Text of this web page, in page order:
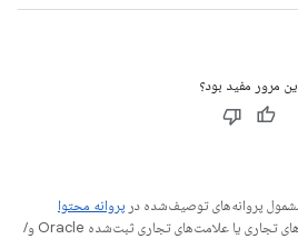
این مرور مفید بود؟
پروانه‌های توصیف‌شده در پروانه محتوا
هستند. جاوا و OpenJDK علامت‌های تجاری یا علامت‌های تجاری ثبت‌شده Oracle و/